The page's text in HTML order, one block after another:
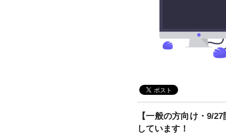
【一般の方向け・9/
しています！